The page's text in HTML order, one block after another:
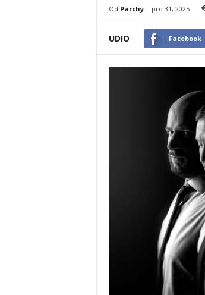
Od Parchy- pro 31, 2025
UDIO Facebook